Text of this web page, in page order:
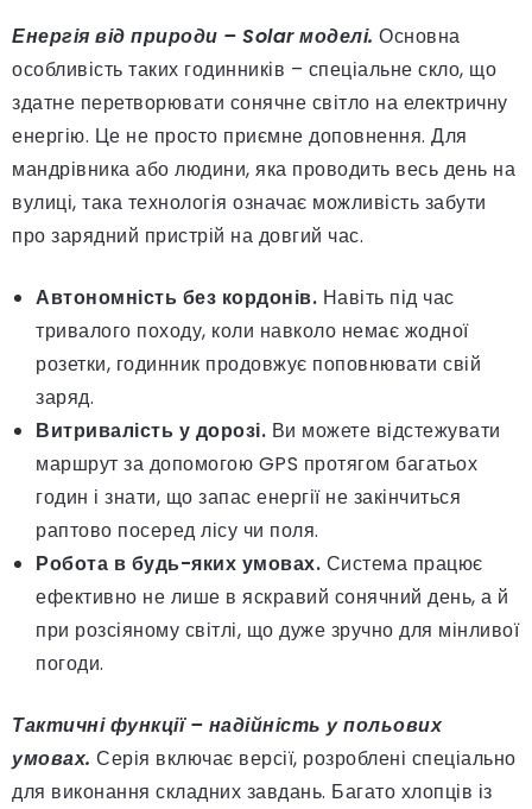
Енергія від природи – Solar моделі. Основна
особливість таких годинників – спеціальне скло, що
здатне перетворювати сонячне світло на електричну
енергію. Це не просто приємне доповнення. Для
мандрівника або людини, яка проводить весь день на
вулиці, така технологія означає можливість забути
про зарядний пристрій на довгий час.
Автономність без кордонів. Навіть під час
тривалого походу, коли навколо немає жодної
розетки, годинник продовжує поповнювати свій
заряд.
Витривалість у дорозі. Ви можете відстежувати
маршрут за допомогою GPS протягом багатьох
годин і знати, що запас енергії не закінчиться
раптово посеред лісу чи поля.
Робота в будь-яких умовах. Система працює
ефективно не лише в яскравий сонячний день, а й
при розсіяному світлі, що дуже зручно для мінливої
погоди.
Тактичні функції – надійність у польових
умовах. Серія включає версії, розроблені спеціально
для виконання складних завдань. Багато хлопців із